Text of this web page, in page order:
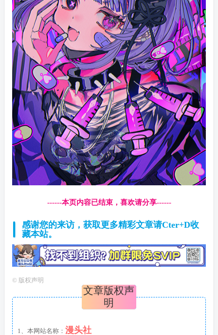
------本页内容已结束，喜欢请分享------
感谢您的来访，获取更多精彩文章请Cter+D收
藏本站。
© 版权声明
文章版权声
明
1、本网站名称： 漫头社